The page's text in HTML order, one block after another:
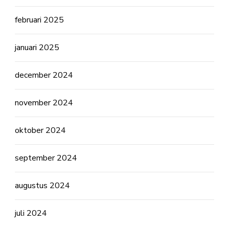
februari 2025
januari 2025
december 2024
november 2024
oktober 2024
september 2024
augustus 2024
juli 2024